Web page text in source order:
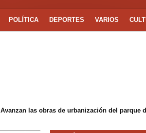
POLÍTICA DEPORTES VARIOS
Avanzan las obras de urbanización del parque